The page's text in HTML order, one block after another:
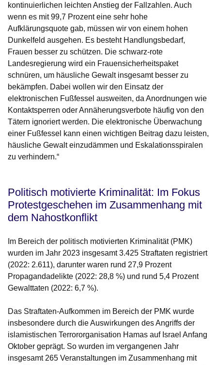
kontinuierlichen leichten Anstieg der Fallzahlen. Auch
wenn es mit 99,7 Prozent eine sehr hohe
Aufklärungsquote gab, müssen wir von einem hohen
Dunkelfeld ausgehen. Es besteht Handlungsbedarf,
Frauen besser zu schützen. Die schwarz-rote
Landesregierung wird ein Frauensicherheitspaket
schnüren, um häusliche Gewalt insgesamt besser zu
bekämpfen. Dabei wollen wir den Einsatz der
elektronischen Fußfessel ausweiten, da Anordnungen wie
Kontaktsperren oder Annäherungsverbote häufig von den
Tätern ignoriert werden. Die elektronische Überwachung
einer Fußfessel kann einen wichtigen Beitrag dazu leisten,
häusliche Gewalt einzudämmen und Eskalationsspiralen
zu verhindern.“
Politisch motivierte Kriminalität: Im Fokus
Protestgeschehen im Zusammenhang mit
dem Nahostkonflikt
Im Bereich der politisch motivierten Kriminalität (PMK)
wurden im Jahr 2023 insgesamt 3.425 Straftaten registriert
(2022: 2.611), darunter waren rund 27,9 Prozent
Propagandadelikte (2022: 28,8 %) und rund 5,4 Prozent
Gewalttaten (2022: 6,7 %).
Das Straftaten-Aufkommen im Bereich der PMK wurde
insbesondere durch die Auswirkungen des Angriffs der
islamistischen Terrororganisation Hamas auf Israel Anfang
Oktober geprägt. So wurden im vergangenen Jahr
insgesamt 265 Veranstaltungen im Zusammenhang mit